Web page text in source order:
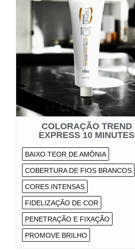
COLORAÇÃO TREND
EXPRESS 10 MINUTES
BAIXO TEOR DE AMÔNIA
COBERTURA DE FIOS BRANCOS
CORES INTENSAS
FIDELIZAÇÃO DE COR
PENETRAÇÃO E FIXAÇÃO
PROMOVE BRILHO